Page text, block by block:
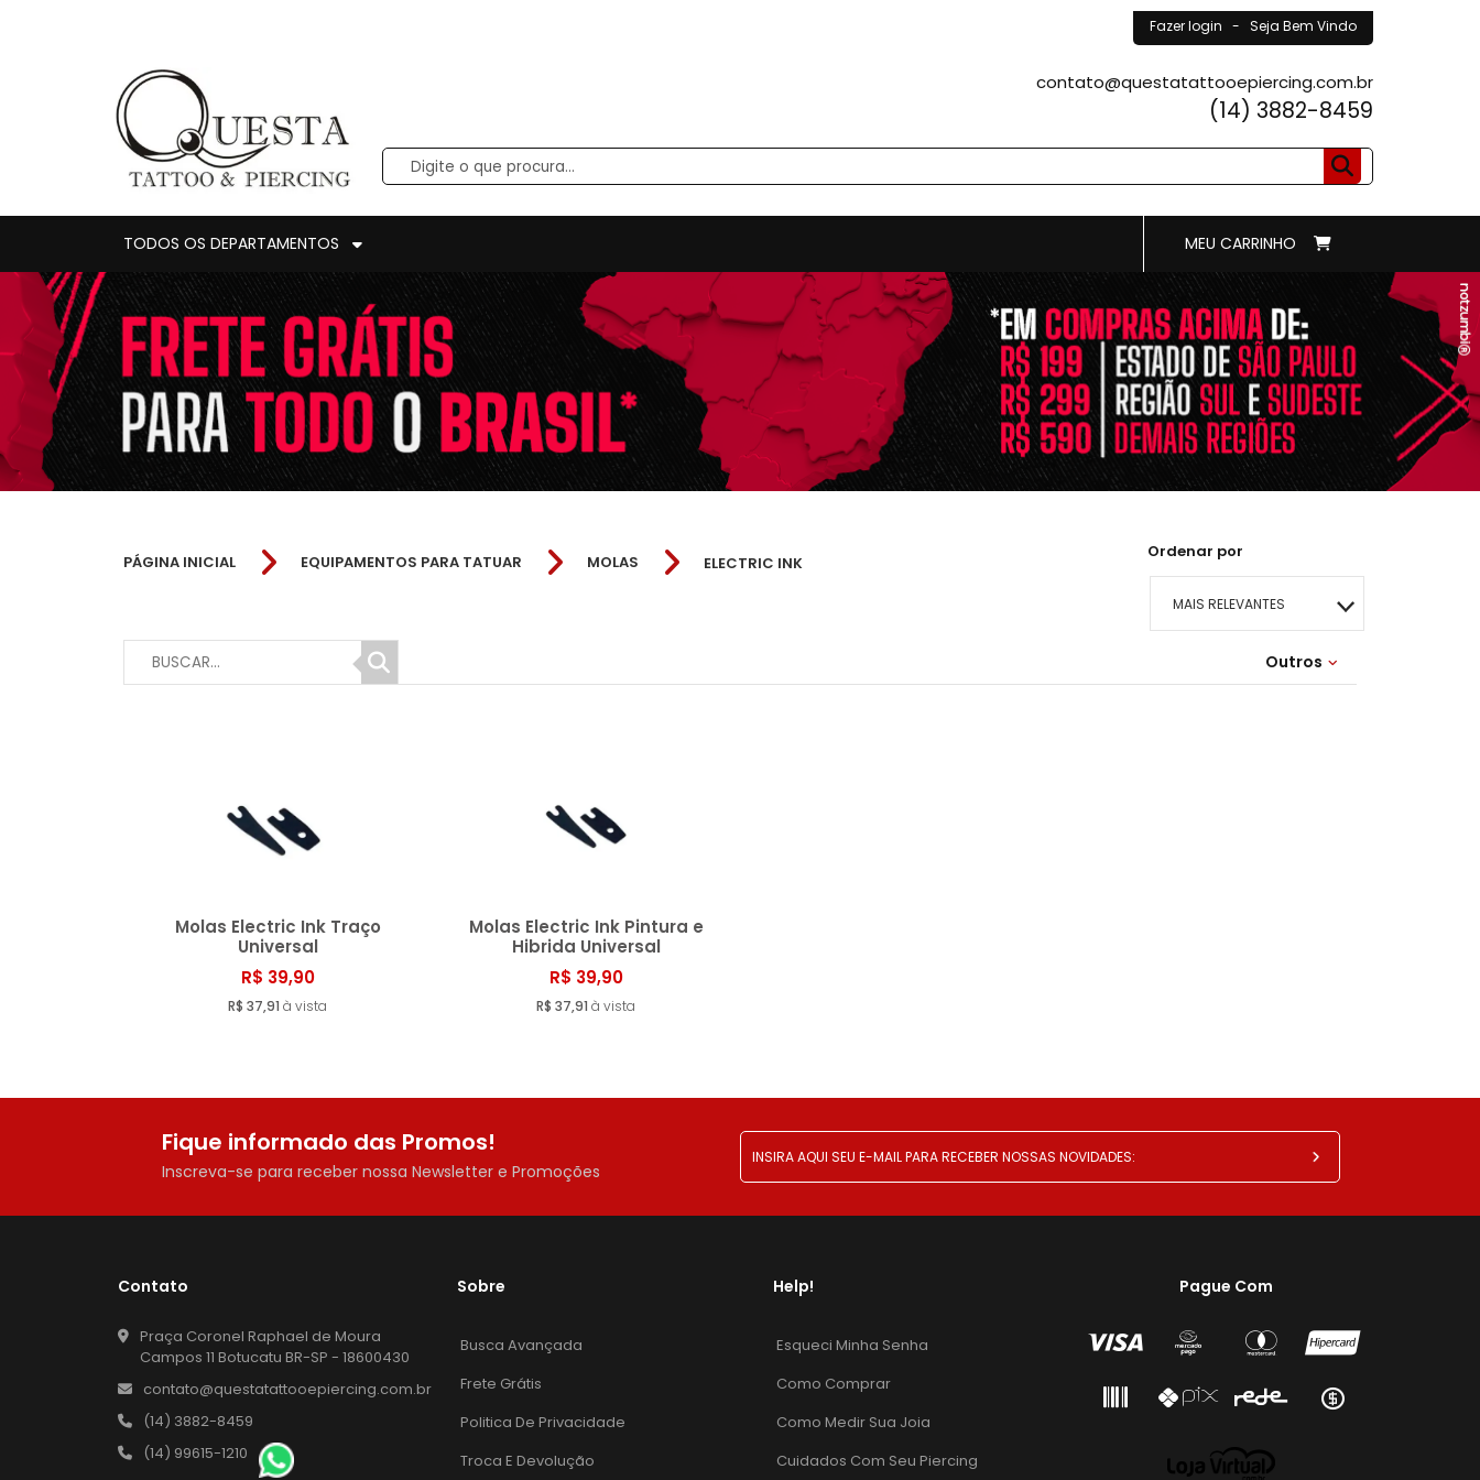
Fazer login - Seja Bem Vindo
contato@questatattooepiercing.com.br
(14) 3882-8459
TODOS OS DEPARTAMENTOS MEU CARRINHO
PÁGINA INICIAL EQUIPAMENTOS PARA TATUAR MOLAS ELECTRIC INK
Ordenar por
MAIS RELEVANTES
MAIS VENDIDOSOutros
Molas Electric Ink Traço
Universal
R$ 39,90
R$ 37,91 à vista
Comprar
Molas Electric Ink Pintura e
Hibrida Universal
R$ 39,90
R$ 37,91 à vista
Esgotado
Fique informado das Promos!
Inscreva-se para receber nossa Newsletter e Promoções
Contato
Praça Coronel Raphael de Moura
Campos 11 Botucatu BR-SP - 18600430
contato@questatattooepiercing.com.br
(14) 3882-8459
(14) 99615-1210
Sobre
Busca Avançada
Frete Grátis
Politica De Privacidade
Troca E Devolução
Help!
Esqueci Minha Senha
Como Comprar
Como Medir Sua Joia
Cuidados Com Seu Piercing
Pague Com